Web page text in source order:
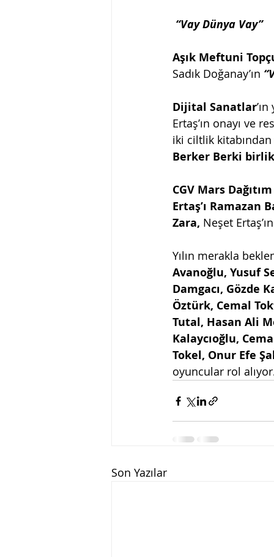
“Vay Dünya Vay”
Aşık Meftuni
Sadık Doğanay’ın
Dijital Sanatlar
Ertaş’ın onayı ve
iki ciltlik
Berker Berki
CGV Mars
Ertaş’ı Ramazan
Zara, Neşet Ertaş’ın
Yılın merakla
Avanoğlu, Yusuf
Damgacı, Gözde
Öztürk, Cemal
Tutal, Hasan Ali
Kalaycıoğlu,
Tokel, Onur Efe
oyuncular rol
Son Yazılar